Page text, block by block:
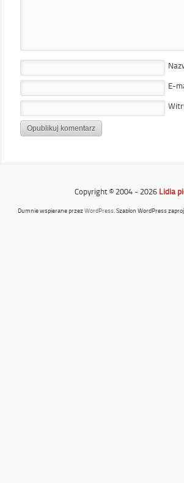
E-
Copyright © 2004 - 2026 Lidia
Dumnie wspierane przezWordPress. Szablon WordPress